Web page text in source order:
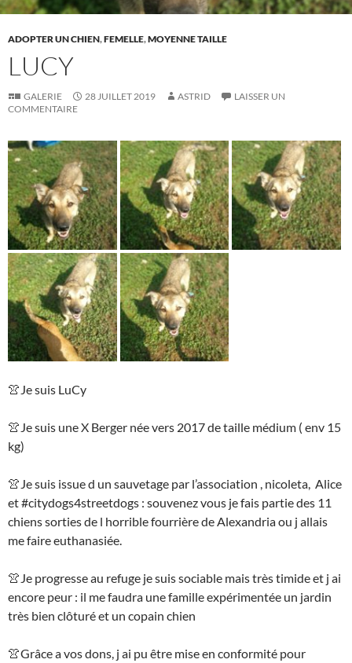
ADOPTER UN CHIEN,FEMELLE,MOYENNE TAILLE
LUCY
GALERIE 28 JUILLET 2019 ASTRID
LAISSER UN
COMMENTAIRE
👚Je suis LuCy
👚Je suis une X Berger née vers 2017 de taille médium ( env 15
kg)
👚Je suis issue d un sauvetage par l’association , nicoleta, Alice
et #citydogs4streetdogs : souvenez vous je fais partie des 11
chiens sorties de l horrible fourrière de Alexandria ou j allais
me faire euthanasiée.
👚Je progresse au refuge je suis sociable mais très timide et j ai
encore peur : il me faudra une famille expérimentée un jardin
très bien clôturé et un copain chien
👚Grâce a vos dons, j ai pu être mise en conformité pour